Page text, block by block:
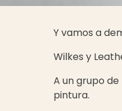
Y vamos a
Wilkes y
A un grupo
pintura.